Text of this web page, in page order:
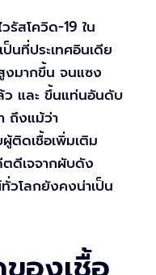
รัสโควิด-19 ใน
นที่ประเทศอินเดีย
งมากขึ้น จนแซง
ว และ ขึ้นแท่นอันดับ
ถึงแม้ว่า
ติดเชื้อเพิ่มเติม
ดีเจจากผับดัง
วโลกยังคงน่าเป็น